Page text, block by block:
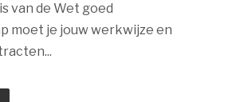
van de Wet goed
moet je jouw werkwijze en